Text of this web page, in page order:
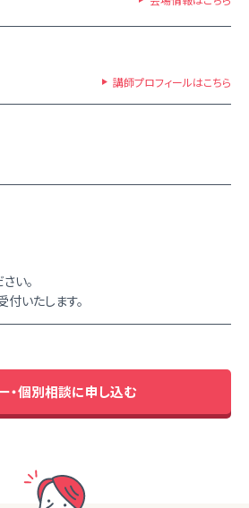
講師プロフィールはこちら
い。
いたします。
・個別相談に申し込む